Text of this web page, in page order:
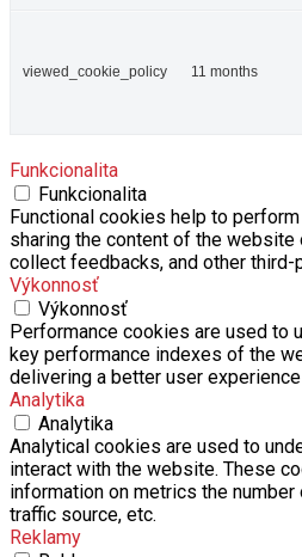
viewed_cookie_policy 11 months
Funkcionalita
Funkcionalita
Functional cookies help to
sharing the content of the
collect feedbacks, and other third-
Výkonnosť
Výkonnosť
Performance cookies are used to
key performance indexes of the
delivering a better user
Analytika
Analytika
Analytical cookies are used to
interact with the website. These
information on metrics the
traffic source, etc.
Reklamy